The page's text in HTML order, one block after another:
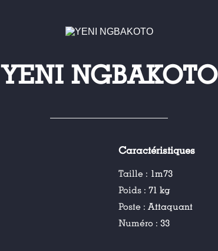
YENI NGBAKOTO
Caractéristiques
Taille : 1m73
Poids :71 kg
Poste :Attaquant
Numéro :33